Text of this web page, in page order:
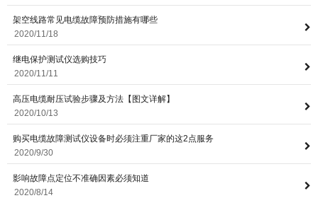
架空线路常见电缆故障预防措施有哪些
2020/11/18
继电保护测试仪选购技巧
2020/11/11
高压电缆耐压试验步骤及方法【图文详解】
2020/10/13
购买电缆故障测试仪设备时必须注重厂家的这2点服务
2020/9/30
影响故障点定位不准确因素必须知道
2020/8/14